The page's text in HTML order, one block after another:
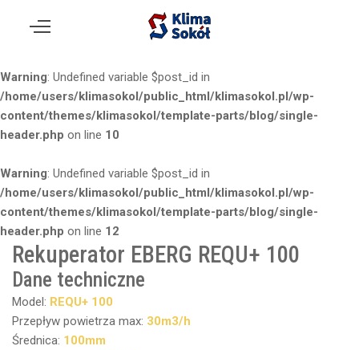
Warning: Undefined variable $post_id in
/home/users/klimasokol/public_html/klimasokol.pl/wp-
content/themes/klimasokol/template-parts/blog/single-
header.php on line 10
Warning: Undefined variable $post_id in
/home/users/klimasokol/public_html/klimasokol.pl/wp-
content/themes/klimasokol/template-parts/blog/single-
header.php on line 12
Rekuperator EBERG REQU+ 100
Dane techniczne
Model: REQU+ 100
Przepływ powietrza max: 30m3/h
Średnica: 100mm